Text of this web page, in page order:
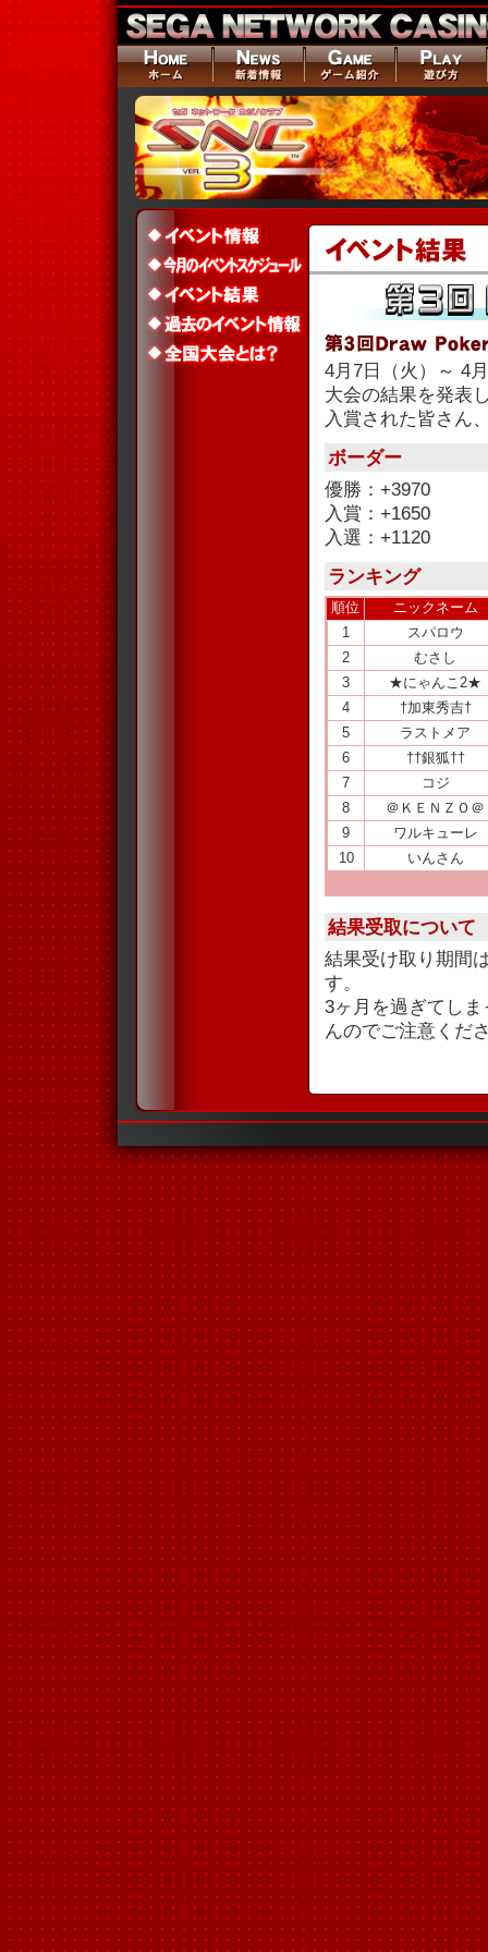
4月7日（火）～ 4
大会の結果を発表
入賞された皆さん
ボーダー
優勝：+3970
入賞：+1650
入選：+1120
ランキング
順位
ニックネーム
1
スパロウ
2
むさし
3
★にゃんこ2★
4
†加東秀吉†
5
ラストメア
6
††銀狐††
7
コジ
8
＠ＫＥＮＺＯ＠
9
ワルキューレ
10
いんさん
結果受取について
結果受け取り期間
す。
3ヶ月を過ぎてし
んのでご注意くだ